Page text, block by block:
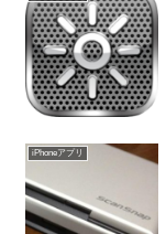
iPhoneアプリ